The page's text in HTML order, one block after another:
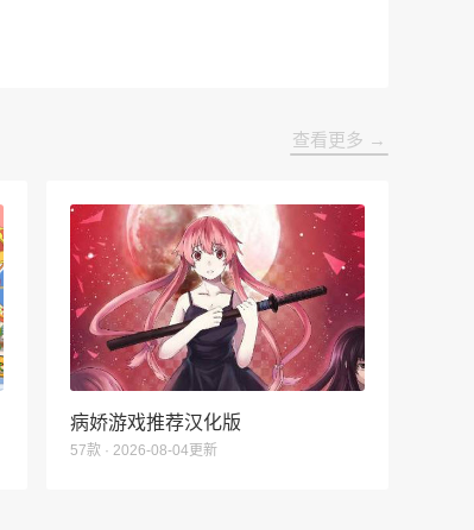
查看更多 →
病娇游戏推荐汉化版
57款 · 2026-08-04更新